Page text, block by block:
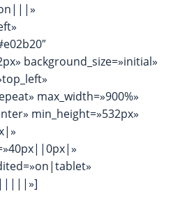
background_size=»initial»
max_width=»900%»
min_height=»532px»